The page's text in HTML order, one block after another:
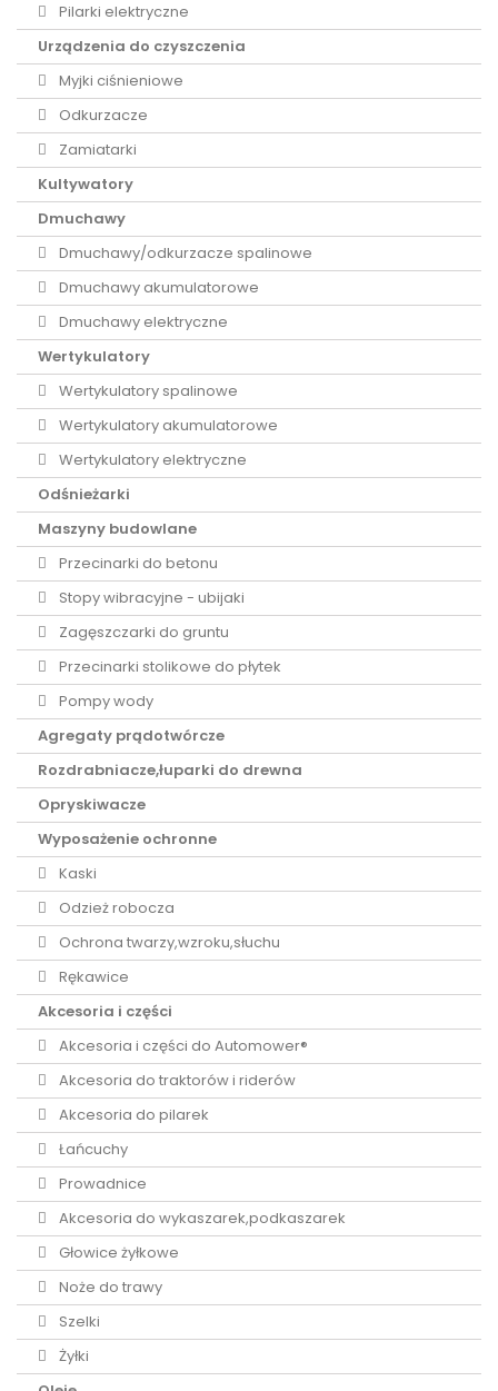
Pilarki elektryczne
Urządzenia do czyszczenia
Myjki ciśnieniowe
Odkurzacze
Zamiatarki
Kultywatory
Dmuchawy
Dmuchawy/odkurzacze spalinowe
Dmuchawy akumulatorowe
Dmuchawy elektryczne
Wertykulatory
Wertykulatory spalinowe
Wertykulatory akumulatorowe
Wertykulatory elektryczne
Odśnieżarki
Maszyny budowlane
Przecinarki do betonu
Stopy wibracyjne - ubijaki
Zagęszczarki do gruntu
Przecinarki stolikowe do płytek
Pompy wody
Agregaty prądotwórcze
Rozdrabniacze,łuparki do drewna
Opryskiwacze
Wyposażenie ochronne
Kaski
Odzież robocza
Ochrona twarzy,wzroku,słuchu
Rękawice
Akcesoria i części
Akcesoria i części do Automower®
Akcesoria do traktorów i riderów
Akcesoria do pilarek
Łańcuchy
Prowadnice
Akcesoria do wykaszarek,podkaszarek
Głowice żyłkowe
Noże do trawy
Szelki
Żyłki